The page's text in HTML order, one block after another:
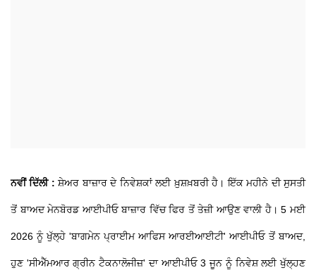
ਨਵੀਂ ਦਿੱਲੀ : ਸ਼ੇਅਰ ਬਾਜ਼ਾਰ ਦੇ ਨਿਵੇਸ਼ਕਾਂ ਲਈ ਖ਼ੁਸ਼ਖ਼ਬਰੀ ਹੈ। ਇੱਕ ਮਹੀਨੇ ਦੀ ਸੁਸਤੀ
ਤੋਂ ਬਾਅਦ ਮੇਨਬੋਰਡ ਆਈਪੀਓ ਬਾਜ਼ਾਰ ਵਿੱਚ ਫਿਰ ਤੋਂ ਤੇਜ਼ੀ ਆਉਣ ਵਾਲੀ ਹੈ। 5 ਮਈ
2026 ਨੂੰ ਖੁੱਲ੍ਹੇ 'ਬਾਗਮੇਨ ਪ੍ਰਾਈਮ ਆਫਿਸ ਆਰਈਆਈਟੀ' ਆਈਪੀਓ ਤੋਂ ਬਾਅਦ,
ਹੁਣ 'ਸੀਐੱਮਆਰ ਗ੍ਰੀਨ ਟੈਕਨਾਲੋਜੀਜ਼' ਦਾ ਆਈਪੀਓ 3 ਜੂਨ ਨੂੰ ਨਿਵੇਸ਼ ਲਈ ਖੁੱਲ੍ਹਣ